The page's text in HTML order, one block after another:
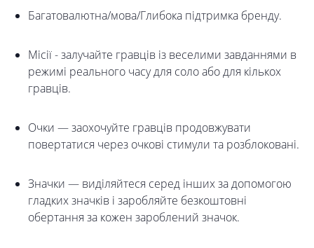
Багатовалютна/мова/Глибока підтримка бренду.
Місії - залучайте гравців із веселими завданнями в
режимі реального часу для соло або для кількох
гравців.
Очки — заохочуйте гравців продовжувати
повертатися через очкові стимули та розблоковані.
Значки — виділяйтеся серед інших за допомогою
гладких значків і заробляйте безкоштовні
обертання за кожен зароблений значок.